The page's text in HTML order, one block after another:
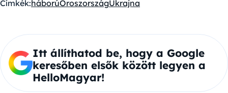
Címkék:háborúOroszországUkrajna
Itt állíthatod be, hogy a Google
keresőben elsők között legyen a
HelloMagyar!